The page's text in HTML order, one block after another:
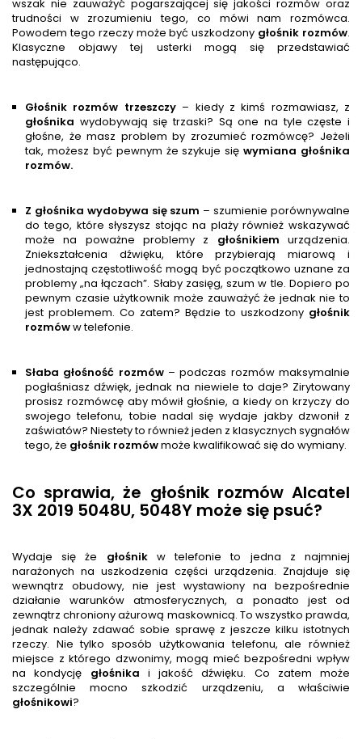
wszak nie zauważyć pogarszającej się jakości rozmów oraz
trudności w zrozumieniu tego, co mówi nam rozmówca.
Powodem tego rzeczy może być uszkodzony głośnik rozmów.
Klasyczne objawy tej usterki mogą się przedstawiać
następująco.
Głośnik rozmów trzeszczy– kiedy z kimś rozmawiasz, z
głośnika wydobywają się trzaski? Są one na tyle częste i
głośne, że masz problem by zrozumieć rozmówcę? Jeżeli
tak, możesz być pewnym że szykuje sięwymiana głośnika
rozmów.
Z głośnika wydobywa się szum – szumienie porównywalne
do tego, które słyszysz stojąc na plaży również wskazywać
może na poważne problemy z głośnikiem urządzenia.
Zniekształcenia dźwięku, które przybierają miarową i
jednostajną częstotliwość mogą być początkowo uznane za
problemy „na łączach”. Słaby zasięg, szum w tle. Dopiero po
pewnym czasie użytkownik może zauważyć że jednak nie to
jest problemem. Co zatem? Będzie to uszkodzony głośnik
rozmóww telefonie.
Słaba głośność rozmów– podczas rozmów maksymalnie
pogłaśniasz dźwięk, jednak na niewiele to daje? Zirytowany
prosisz rozmówcę aby mówił głośnie, a kiedy on krzyczy do
swojego telefonu, tobie nadal się wydaje jakby dzwonił z
zaświatów? Niestety to również jeden z klasycznych sygnałów
tego, że głośnik rozmówmoże kwalifikować się do wymiany.
Co sprawia, że głośnik rozmów Alcatel
3X 2019 5048U, 5048Y może się psuć?
Wydaje się że głośnikw telefonie to jedna z najmniej
narażonych na uszkodzenia części urządzenia. Znajduje się
wewnątrz obudowy, nie jest wystawiony na bezpośrednie
działanie warunków atmosferycznych, a ponadto jest od
zewnątrz chroniony ażurową maskownicą. To wszystko prawda,
jednak należy zdawać sobie sprawę z jeszcze kilku istotnych
rzeczy. Nie tylko sposób użytkowania telefonu, ale również
miejsce z którego dzwonimy, mogą mieć bezpośredni wpływ
na kondycję głośnika i jakość dźwięku. Co zatem może
szczególnie mocno szkodzić urządzeniu, a właściwie
głośnikowi?